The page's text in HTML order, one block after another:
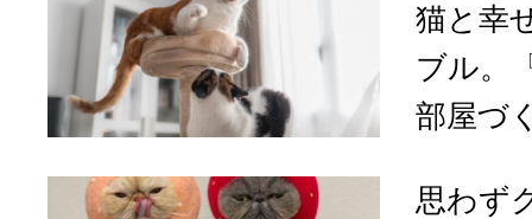
猫と幸
ブル。
部屋づ
思わず